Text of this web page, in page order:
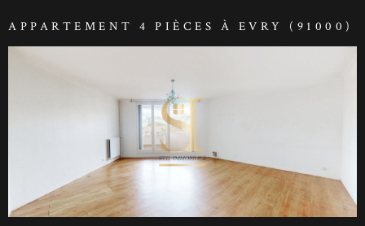
APPARTEMENT 4 PIÈCES À EVRY (91000)
VOIR LE BIEN